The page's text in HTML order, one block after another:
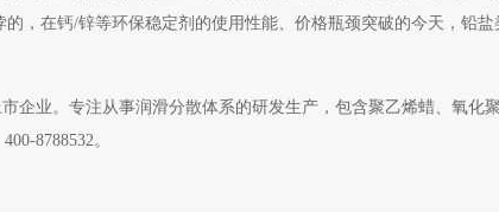
，在钙/锌等环保稳定剂的使用性能、价格瓶颈突破的今天，铅
企业。专注从事润滑分散体系的研发生产，包含聚乙烯蜡、氧化
8788532。